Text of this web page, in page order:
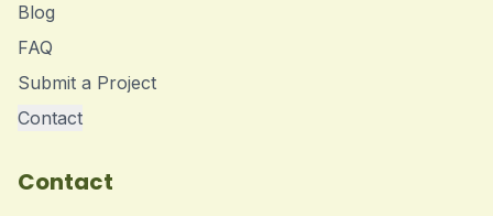
Blog
FAQ
Submit a Project
Contact
Contact